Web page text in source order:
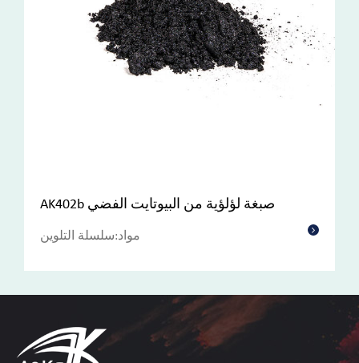
AK402b صبغة لؤلؤية من البيوتايت الفضي
مواد:سلسلة التلوين